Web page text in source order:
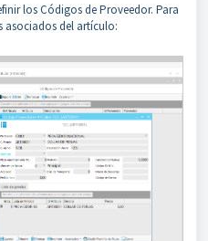
los Códigos de Proveedor. Para
asociados del artículo: